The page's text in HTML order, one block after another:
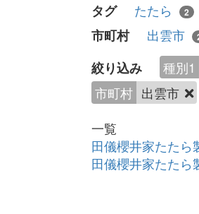
タグ たたら 2
市町村
出雲市
絞り込み 種別1
市町村 出雲市
一覧
田儀櫻井家たたら
田儀櫻井家たたら